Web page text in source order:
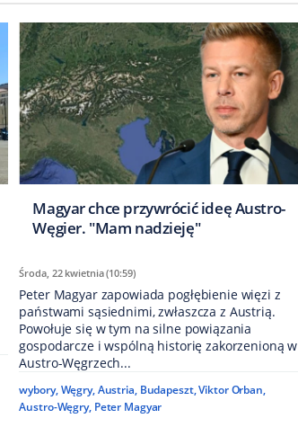
Magyar chce przywrócić ideę Austro-
Węgier. "Mam nadzieję"
Środa, 22 kwietnia (10:59)
Peter Magyar zapowiada pogłębienie więzi z
państwami sąsiednimi, zwłaszcza z Austrią.
Powołuje się w tym na silne powiązania
gospodarcze i wspólną historię zakorzenioną w
Austro-Węgrzech...
wybory,Węgry,Austria, Budapeszt,Viktor Orban,
Austro-Węgry, Peter Magyar